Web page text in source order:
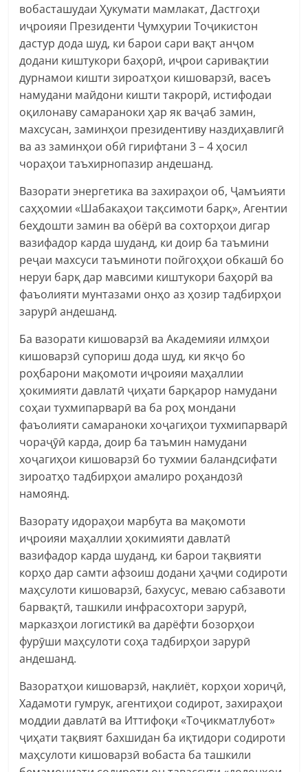
вобасташудаи Ҳукумати мамлакат, Дастгоҳи
иҷроияи Президенти Ҷумҳурии Тоҷикистон
дастур дода шуд, ки барои сари вақт анҷом
додани киштукори баҳорӣ, иҷрои саривақтии
дурнамои кишти зироатҳои кишоварзӣ, васеъ
намудани майдони кишти такрорӣ, истифодаи
оқилонаву самараноки ҳар як ваҷаб замин,
махсусан, заминҳои президентиву наздиҳавлигӣ
ва аз заминҳои обӣ гирифтани 3 – 4 ҳосил
чораҳои таъхирнопазир андешанд.
Вазорати энергетика ва захираҳои об, Ҷамъияти
саҳҳомии «Шабакаҳои тақсимоти барқ», Агентии
беҳдошти замин ва обёрӣ ва сохторҳои дигар
вазифадор карда шуданд, ки доир ба таъмини
реҷаи махсуси таъминоти пойгоҳҳои обкашӣ бо
неруи барқ дар мавсими киштукори баҳорӣ ва
фаъолияти мунтазами онҳо аз ҳозир тадбирҳои
зарурӣ андешанд.
Ба вазорати кишоварзӣ ва Академияи илмҳои
кишоварзӣ супориш дода шуд, ки якҷо бо
роҳбарони мақомоти иҷроияи маҳаллии
ҳокимияти давлатӣ ҷиҳати барқарор намудани
соҳаи тухмипарварӣ ва ба роҳ мондани
фаъолияти самараноки хоҷагиҳои тухмипарварӣ
чораҷӯӣ карда, доир ба таъмин намудани
хоҷагиҳои кишоварзӣ бо тухмии баландсифати
зироатҳо тадбирҳои амалиро роҳандозӣ
намоянд.
Вазорату идораҳои марбута ва мақомоти
иҷроияи маҳаллии ҳокимияти давлатӣ
вазифадор карда шуданд, ки барои тақвияти
корҳо дар самти афзоиш додани ҳаҷми содироти
маҳсулоти кишоварзӣ, бахусус, меваю сабзавоти
барвақтӣ, ташкили инфрасохтори зарурӣ,
марказҳои логистикӣ ва дарёфти бозорҳои
фурӯши маҳсулоти соҳа тадбирҳои зарурӣ
андешанд.
Вазоратҳои кишоварзӣ, нақлиёт, корҳои хориҷӣ,
Хадамоти гумрук, агентиҳои содирот, захираҳои
моддии давлатӣ ва Иттифоқи «Тоҷикматлубот»
ҷиҳати тақвият бахшидан ба иқтидори содироти
маҳсулоти кишоварзӣ вобаста ба ташкили